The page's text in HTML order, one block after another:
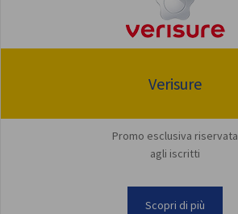
Verisure
Promo esclusiva riservata
agli iscritti
Scopri di più